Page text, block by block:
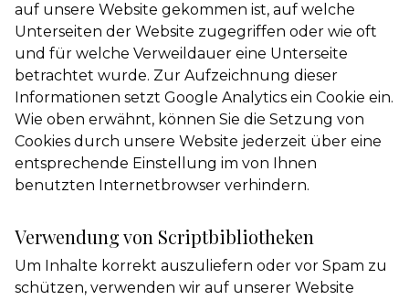
auf unsere Website gekommen ist, auf welche
Unterseiten der Website zugegriffen oder wie oft
und für welche Verweildauer eine Unterseite
betrachtet wurde. Zur Aufzeichnung dieser
Informationen setzt Google Analytics ein Cookie ein.
Wie oben erwähnt, können Sie die Setzung von
Cookies durch unsere Website jederzeit über eine
entsprechende Einstellung im von Ihnen
benutzten Internetbrowser verhindern.
Verwendung von Scriptbibliotheken
Um Inhalte korrekt auszuliefern oder vor Spam zu
schützen, verwenden wir auf unserer Website